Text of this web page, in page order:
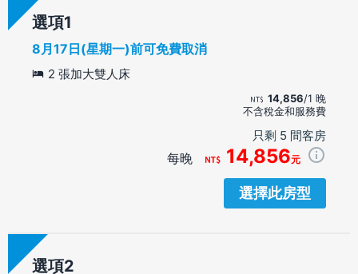
選項
8月17日(星期一)前可免費取消
2 張加大雙人床
14,856/1 晚
不含稅金和服務費
只剩 5 間客房
每晚 14,856元
選擇此房型
選項